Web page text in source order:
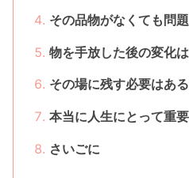
その品物がなくても問
物を手放した後の変化
その場に残す必要はあ
本当に人生にとって重
さいごに